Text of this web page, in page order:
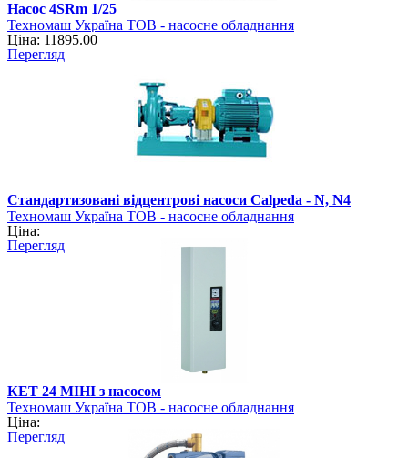
Насос 4SRm 1/25
Техномаш Україна ТОВ - насосне обладнання
Ціна: 11895.00
Перегляд
Стандартизовані відцентрові насоси Calpeda - N, N4
Техномаш Україна ТОВ - насосне обладнання
Ціна:
Перегляд
КЕТ 24 МІНІ з насосом
Техномаш Україна ТОВ - насосне обладнання
Ціна:
Перегляд